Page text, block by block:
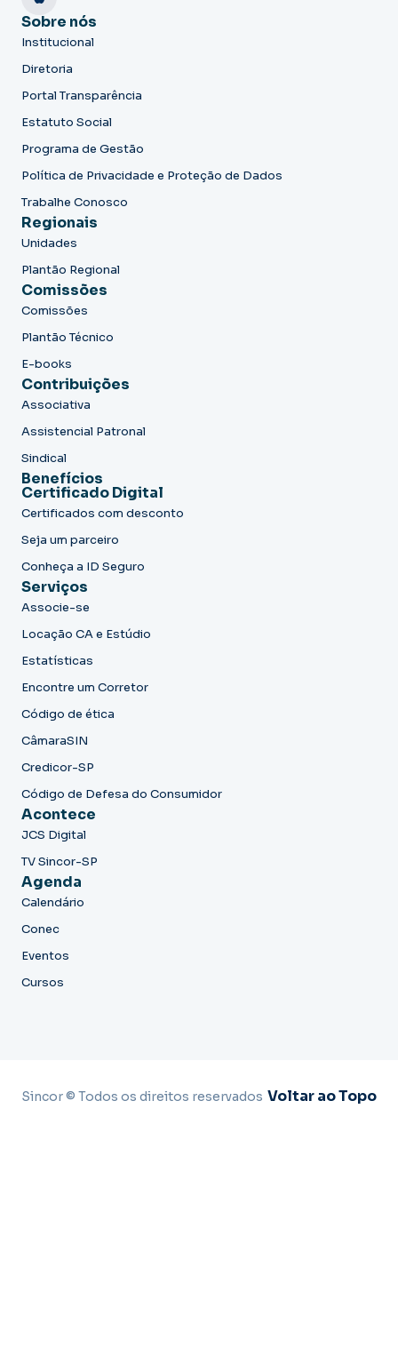
Sobre nós
Institucional
Diretoria
Portal Transparência
Estatuto Social
Programa de Gestão
Política de Privacidade e Proteção de Dados
Trabalhe Conosco
Regionais
Unidades
Plantão Regional
Comissões
Comissões
Plantão Técnico
E-books
Contribuições
Associativa
Assistencial Patronal
Sindical
Benefícios
Certificado Digital
Certificados com desconto
Seja um parceiro
Conheça a ID Seguro
Serviços
Associe-se
Locação CA e Estúdio
Estatísticas
Encontre um Corretor
Código de ética
CâmaraSIN
Credicor-SP
Código de Defesa do Consumidor
Acontece
JCS Digital
TV Sincor-SP
Agenda
Calendário
Conec
Eventos
Cursos
Sincor © Todos os direitos reservados Voltar ao Topo